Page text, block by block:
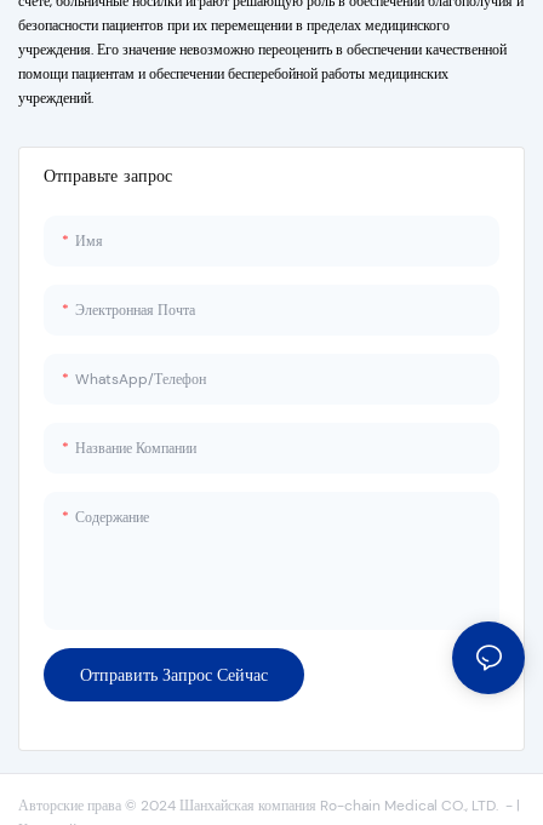
Отправьте запрос
Имя
Электронная Почта
WhatsApp/телефон
Название Компании
Содержание
Отправить Запрос Сейчас
безопасности пациентов при их перемещении в пределах медицинского
учреждения. Его значение невозможно переоценить в обеспечении качественной
помощи пациентам и обеспечении бесперебойной работы медицинских
учреждений.
Авторские права © 2024 Шанхайская компания Ro-chain Medical CO., LTD. - |